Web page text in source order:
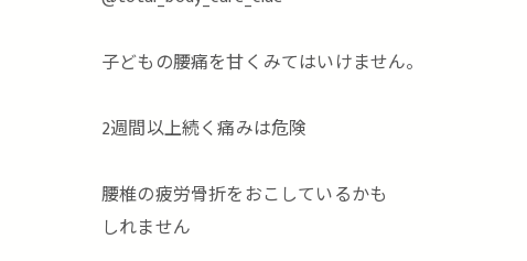
子どもの腰痛を甘くみてはいけません。
2週間以上続く痛みは危険
腰椎の疲労骨折をおこしているかも
しれません